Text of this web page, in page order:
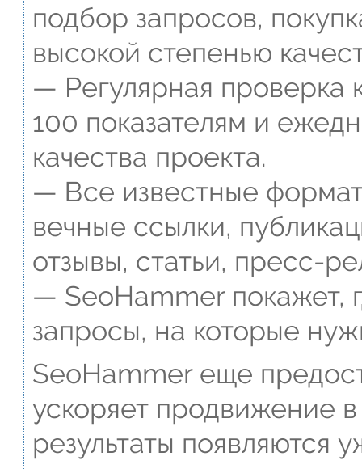
подбор запросов,
высокой степенью
— Регулярная проверка
100 показателям и
качества проекта.
— Все известные
вечные ссылки,
отзывы, статьи, пресс-
— SeoHammer покажет,
запросы, на которые
SeoHammer еще
ускоряет продвижение
результаты появляются